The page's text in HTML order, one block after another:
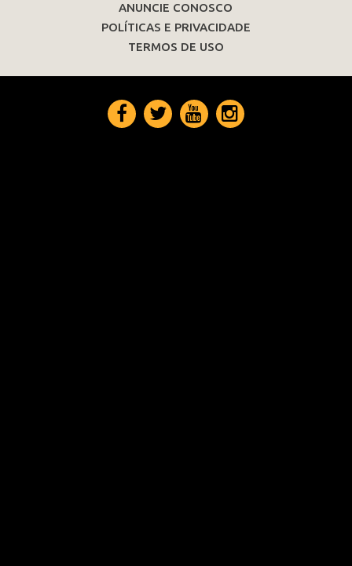
ANUNCIE CONOSCO
POLÍTICAS E PRIVACIDADE
TERMOS DE USO